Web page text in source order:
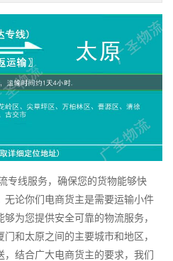
线服务，确保您的货物能够快
论你们电商货主是需要运输小件
为您提供安全可靠的物流服务，
和太原之间的主要城市和地区，
结合广大电商货主的要求，我们